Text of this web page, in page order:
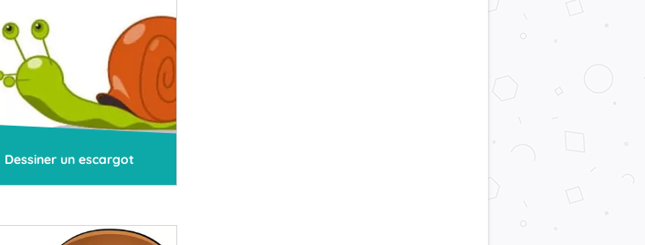
Dessiner un escargot